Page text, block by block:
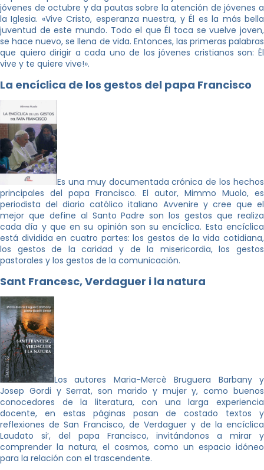
jóvenes de octubre y da pautas sobre la atención de jóvenes a
la Iglesia. «Vive Cristo, esperanza nuestra, y Él es la más bella
juventud de este mundo. Todo el que Él toca se vuelve joven,
se hace nuevo, se llena de vida. Entonces, las primeras palabras
que quiero dirigir a cada uno de los jóvenes cristianos son: Él
vive y te quiere vive!».
La encíclica de los gestos del papa Francisco
Es una muy documentada crónica de los hechos
principales del papa Francisco. El autor, Mimmo Muolo, es
periodista del diario católico italiano Avvenire y cree que el
mejor que define al Santo Padre son los gestos que realiza
cada día y que en su opinión son su encíclica. Esta encíclica
está dividida en cuatro partes: los gestos de la vida cotidiana,
los gestos de la caridad y de la misericordia, los gestos
pastorales y los gestos de la comunicación.
Sant Francesc, Verdaguer i la natura
Los autores Maria-Mercè Bruguera Barbany y
Josep Gordi y Serrat, son marido y mujer y, como buenos
conocedores de la literatura, con una larga experiencia
docente, en estas páginas posan de costado textos y
reflexiones de San Francisco, de Verdaguer y de la encíclica
Laudato si’, del papa Francisco, invitándonos a mirar y
comprender la natura, el cosmos, como un espacio idóneo
para la relación con el trascendente.